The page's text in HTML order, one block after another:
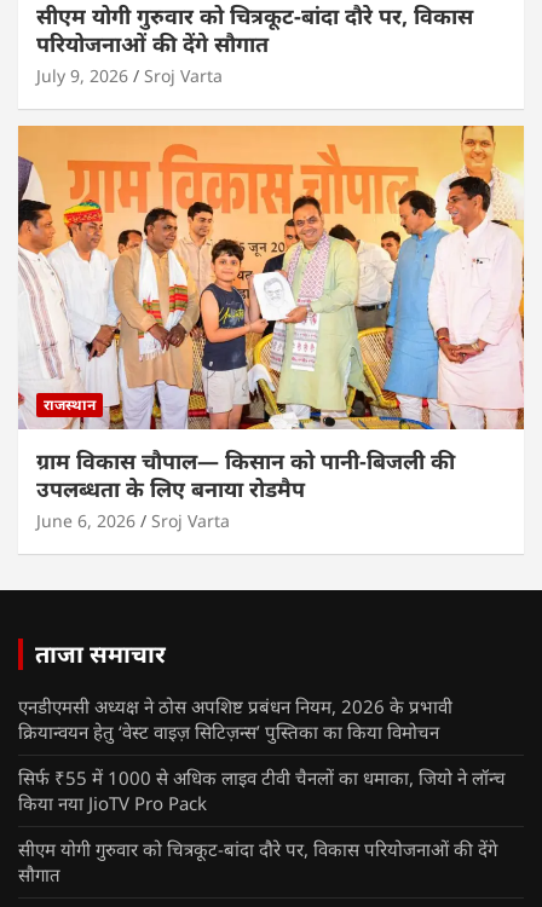
सीएम योगी गुरुवार को चित्रकूट-बांदा दौरे पर, विकास
परियोजनाओं की देंगे सौगात
July 9, 2026 Sroj Varta
राजस्थान
ग्राम विकास चौपाल— किसान को पानी-बिजली की
उपलब्धता के लिए बनाया रोडमैप
June 6, 2026 Sroj Varta
ताजा समाचार
एनडीएमसी अध्यक्ष ने ठोस अपशिष्ट प्रबंधन नियम, 2026 के प्रभावी
क्रियान्वयन हेतु ‘वेस्ट वाइज़ सिटिज़न्स’ पुस्तिका का किया विमोचन
सिर्फ ₹55 में 1000 से अधिक लाइव टीवी चैनलों का धमाका, जियो ने लॉन्च
किया नया JioTV Pro Pack
सीएम योगी गुरुवार को चित्रकूट-बांदा दौरे पर, विकास परियोजनाओं की देंगे
सौगात